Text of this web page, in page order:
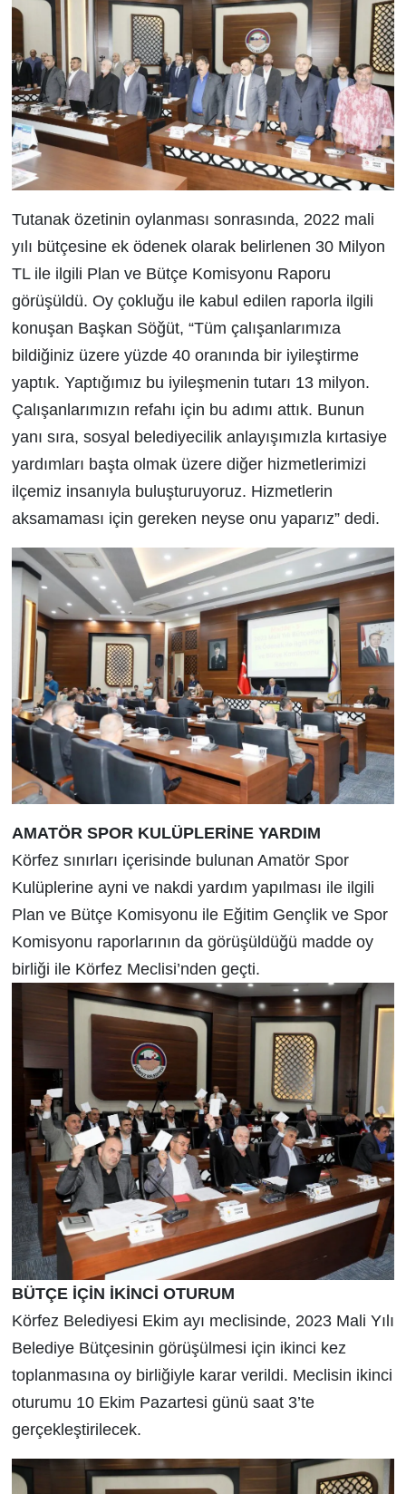
Tutanak özetinin oylanması sonrasında, 2022 mali
yılı bütçesine ek ödenek olarak belirlenen 30 Milyon
TL ile ilgili Plan ve Bütçe Komisyonu Raporu
görüşüldü. Oy çokluğu ile kabul edilen raporla ilgili
konuşan Başkan Söğüt, “Tüm çalışanlarımıza
bildiğiniz üzere yüzde 40 oranında bir iyileştirme
yaptık. Yaptığımız bu iyileşmenin tutarı 13 milyon.
Çalışanlarımızın refahı için bu adımı attık. Bunun
yanı sıra, sosyal belediyecilik anlayışımızla kırtasiye
yardımları başta olmak üzere diğer hizmetlerimizi
ilçemiz insanıyla buluşturuyoruz. Hizmetlerin
aksamaması için gereken neyse onu yaparız” dedi.
AMATÖR SPOR KULÜPLERİNE YARDIM
Körfez sınırları içerisinde bulunan Amatör Spor
Kulüplerine ayni ve nakdi yardım yapılması ile ilgili
Plan ve Bütçe Komisyonu ile Eğitim Gençlik ve Spor
Komisyonu raporlarının da görüşüldüğü madde oy
birliği ile Körfez Meclisi’nden geçti.
BÜTÇE İÇİN İKİNCİ OTURUM
Körfez Belediyesi Ekim ayı meclisinde, 2023 Mali Yılı
Belediye Bütçesinin görüşülmesi için ikinci kez
toplanmasına oy birliğiyle karar verildi. Meclisin ikinci
oturumu 10 Ekim Pazartesi günü saat 3’te
gerçekleştirilecek.